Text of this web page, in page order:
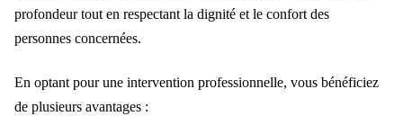
profondeur tout en respectant la dignité et le confort des
personnes concernées.
En optant pour une intervention professionnelle, vous bénéficiez
de plusieurs avantages :